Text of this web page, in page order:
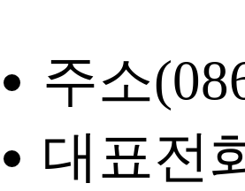
주소
대표전